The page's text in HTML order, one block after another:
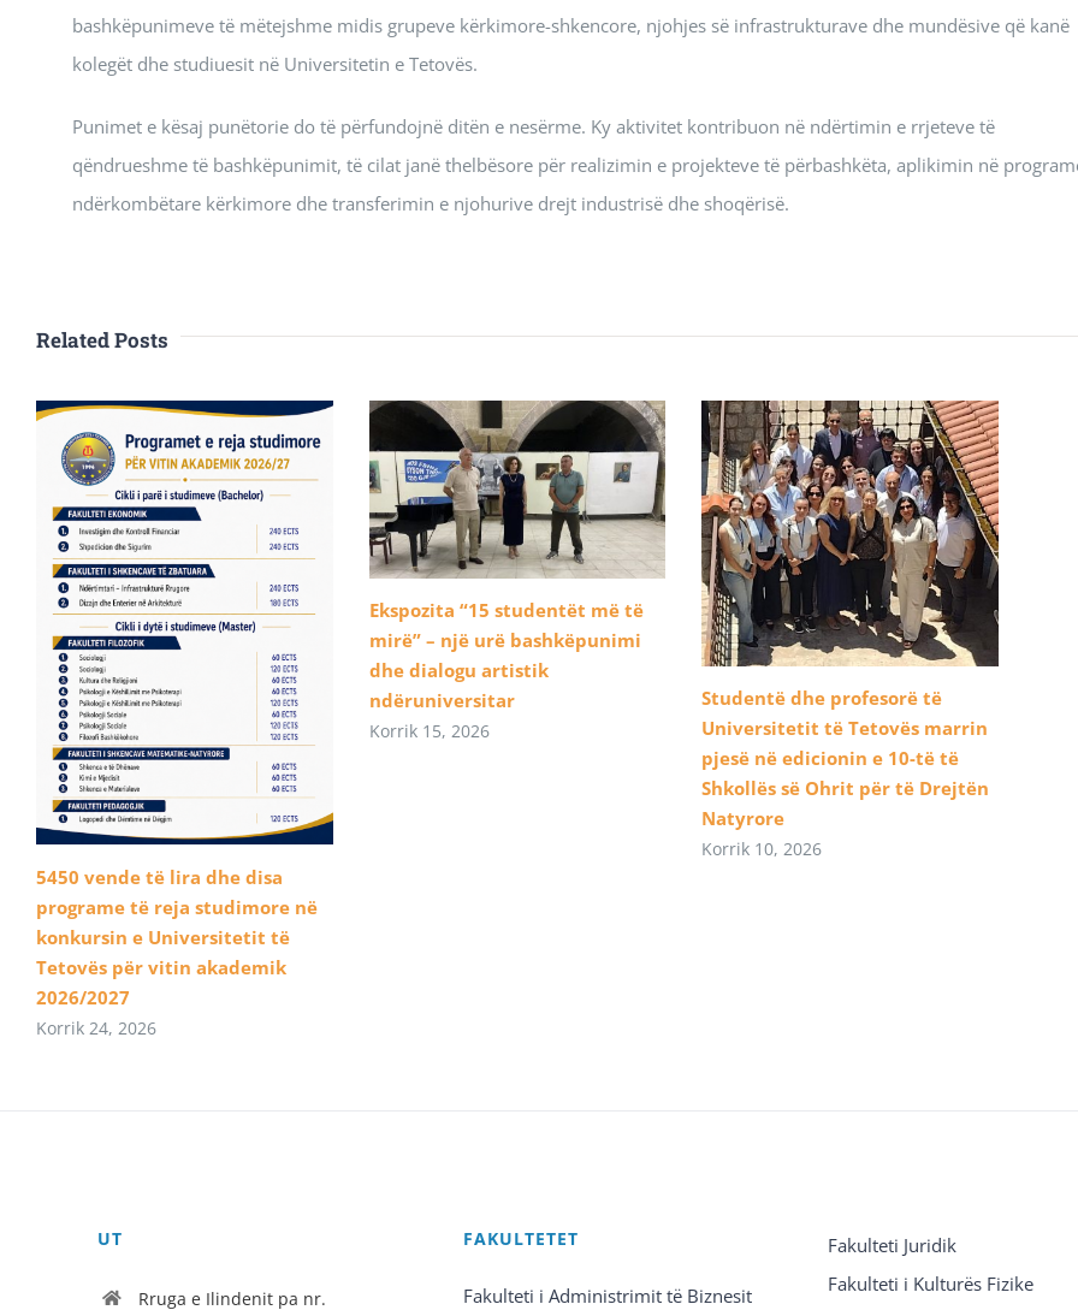
bashkëpunimeve të mëtejshme midis grupeve kërkimore-shkencore, njohjes së infrastrukturave dhe mundësive që kanë
kolegët dhe studiuesit në Universitetin e Tetovës.
Punimet e kësaj punëtorie do të përfundojnë ditën e nesërme. Ky aktivitet kontribuon në ndërtimin e rrjeteve të
qëndrueshme të bashkëpunimit, të cilat janë thelbësore për realizimin e projekteve të përbashkëta, aplikimin në
ndërkombëtare kërkimore dhe transferimin e njohurive drejt industrisë dhe shoqërisë.
Related Posts
5450 vende të lira dhe disa
programe të reja studimore në
konkursin e Universitetit të
Tetovës për vitin akademik
2026/2027
Korrik 24, 2026
Ekspozita “15 studentët më të
mirë” – një urë bashkëpunimi
dhe dialogu artistik
ndëruniversitar
Korrik 15, 2026
Studentë dhe profesorë të
Universitetit të Tetovës marrin
pjesë në edicionin e 10-të të
Shkollës së Ohrit për të Drejtën
Natyrore
Korrik 10, 2026
UT
Rruga e Ilindenit pa nr.
FAKULTETET
Fakulteti i Administrimit të Biznesit
Fakulteti Juridik
Fakulteti i Kulturës Fizike